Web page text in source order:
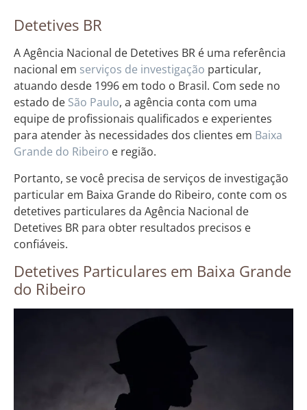
Detetives BR
A Agência Nacional de Detetives BR é uma referência
nacional em serviços de investigação particular,
atuando desde 1996 em todo o Brasil. Com sede no
estado de São Paulo, a agência conta com uma
equipe de profissionais qualificados e experientes
para atender às necessidades dos clientes em Baixa
Grande do Ribeiro e região.
Portanto, se você precisa de serviços de investigação
particular em Baixa Grande do Ribeiro, conte com os
detetives particulares da Agência Nacional de
Detetives BR para obter resultados precisos e
confiáveis.
Detetives Particulares em Baixa Grande
do Ribeiro